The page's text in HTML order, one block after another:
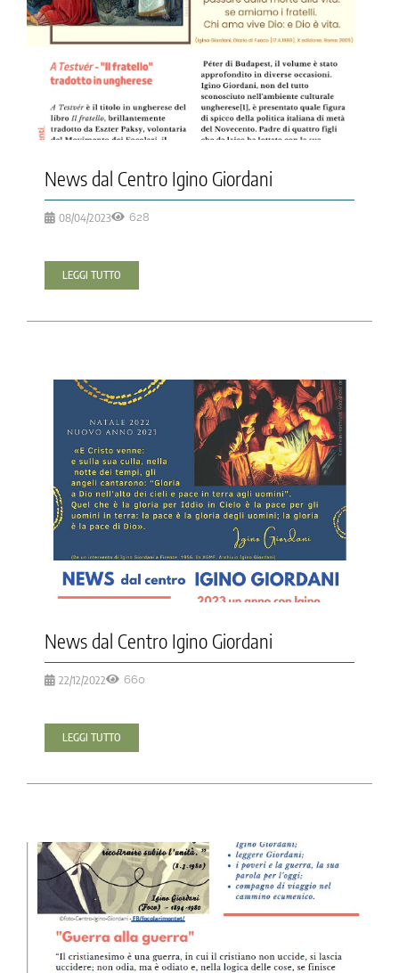
News dal Centro Igino Giordani
08/04/2023 628
LEGGI TUTTO
News dal Centro Igino Giordani
22/12/2022 660
LEGGI TUTTO